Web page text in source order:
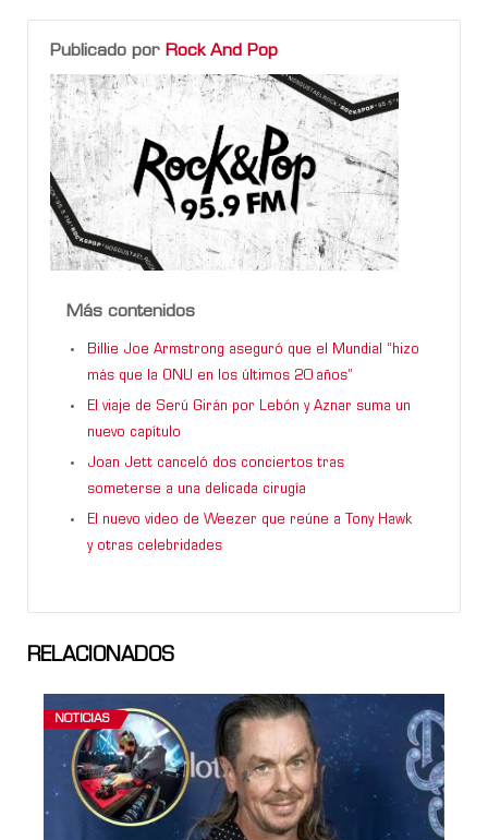
Publicado por Rock And Pop
Más contenidos
Billie Joe Armstrong aseguró que el Mundial “hizo
más que la ONU en los últimos 20 años”
El viaje de Serú Girán por Lebón y Aznar suma un
nuevo capítulo
Joan Jett canceló dos conciertos tras
someterse a una delicada cirugía
El nuevo video de Weezer que reúne a Tony Hawk
y otras celebridades
RELACIONADOS
NOTICIAS